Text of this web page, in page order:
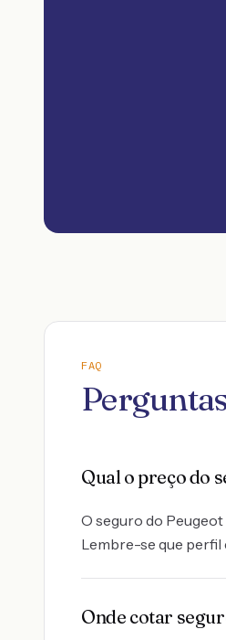
FAQ
Qual o preço do
O seguro do Peugeot
Lembre-se que perfil
Onde cotar